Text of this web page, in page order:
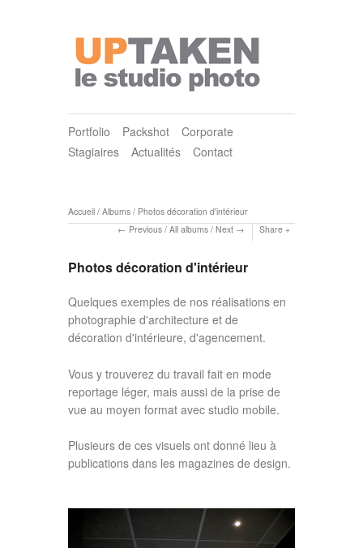
Portfolio Packshot
Corporate
Stagiaires
Actualités Contact
Accueil / Albums / Photos décoration d'intérieur
Previous / All albums / Next Share
Photos décoration d'intérieur
Quelques exemples de nos réalisations en
photographie d'architecture et de
décoration d'intérieure, d'agencement.
Vous y trouverez du travail fait en mode
reportage léger, mais aussi de la prise de
vue au moyen format avec studio mobile.
Plusieurs de ces visuels ont donné lieu à
publications dans les magazines de design.